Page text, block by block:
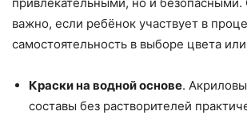
важно, если ребёнок участвует в
самостоятельность в выборе цвета или
Краски на водной основе.
составы без растворителей